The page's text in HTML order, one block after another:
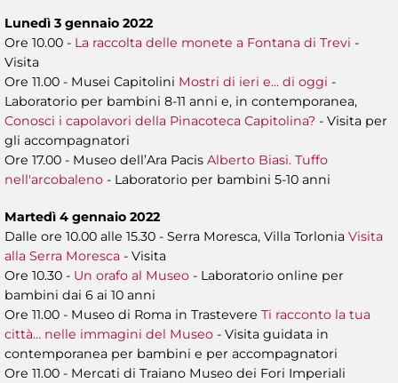
Lunedì 3 gennaio 2022
Ore 10.00 - La raccolta delle monete a Fontana di Trevi -
Visita
Ore 11.00 - Musei Capitolini Mostri di ieri e... di oggi -
Laboratorio per bambini 8-11 anni e, in contemporanea,
Conosci i capolavori della Pinacoteca Capitolina? - Visita per
gli accompagnatori
Ore 17.00 - Museo dell’Ara Pacis Alberto Biasi. Tuffo
nell'arcobaleno - Laboratorio per bambini 5-10 anni
Martedì 4 gennaio 2022
Dalle ore 10.00 alle 15.30 - Serra Moresca, Villa Torlonia Visita
alla Serra Moresca - Visita
Ore 10.30 - Un orafo al Museo - Laboratorio online per
bambini dai 6 ai 10 anni
Ore 11.00 - Museo di Roma in Trastevere Ti racconto la tua
città… nelle immagini del Museo - Visita guidata in
contemporanea per bambini e per accompagnatori
Ore 11.00 - Mercati di Traiano Museo dei Fori Imperiali